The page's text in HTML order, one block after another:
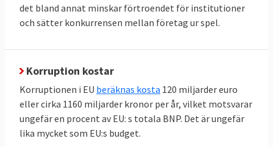
det bland annat minskar förtroendet för institutioner
och sätter konkurrensen mellan företag ur spel.
Korruption kostar
Korruptionen i EU beräknas kosta 120 miljarder euro
eller cirka 1160 miljarder kronor per år, vilket motsvarar
ungefär en procent av EU: s totala BNP. Det är ungefär
lika mycket som EU:s budget.